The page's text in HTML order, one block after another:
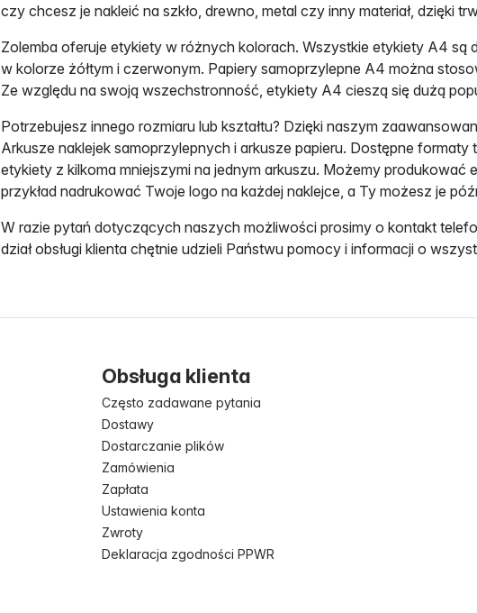
czy chcesz je nakleić na szkło, drewno, metal czy inny materiał, dzięki
Zolemba oferuje etykiety w różnych kolorach. Wszystkie etykiety A4 są
w kolorze żółtym i czerwonym. Papiery samoprzylepne A4 można
Ze względu na swoją wszechstronność, etykiety A4 cieszą się dużą
Potrzebujesz innego rozmiaru lub kształtu? Dzięki naszym
Arkusze naklejek samoprzylepnych i arkusze papieru. Dostępne
etykiety z kilkoma mniejszymi na jednym arkuszu. Możemy
przykład nadrukować Twoje logo na każdej naklejce, a Ty możesz je
W razie pytań dotyczących naszych możliwości prosimy o kontakt
dział obsługi klienta chętnie udzieli Państwu pomocy i informacji o
Obsługa klienta
Często zadawane pytania
Dostawy
Dostarczanie plików
Zamówienia
Zapłata
Ustawienia konta
Zwroty
Deklaracja zgodności PPWR